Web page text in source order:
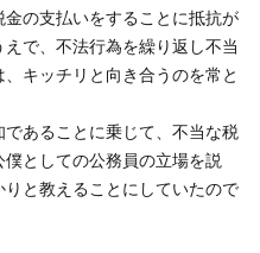
の支払いをすることに抵抗が
で、不法行為を繰り返し不当
キッチリと向き合うのを常と
あることに乗じて、不当な税
としての公務員の立場を説
と教えることにしていたので